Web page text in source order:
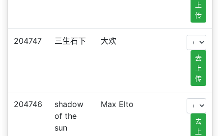
上
传
204747 三生石下 大欢
去
上
传
204746
shadow
of the
sun
Max Elto
去
上